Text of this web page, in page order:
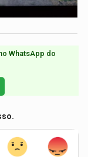
WhatsApp do